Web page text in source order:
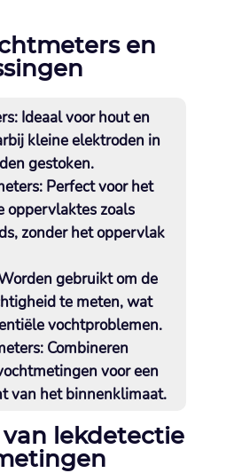
en
Ideaal voor hout en
kleine elektroden in
gestoken.​
Perfect voor het
oppervlaktes zoals
zonder het oppervlak
gebruikt om de
te meten, wat
vochtproblemen.​
Combineren
voor een
van het binnenklimaat.​
lekdetectie